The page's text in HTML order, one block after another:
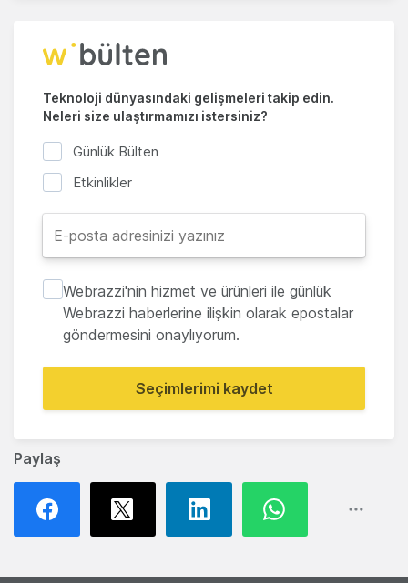
Paylaş
Teknoloji dünyasındaki gelişmeleri takip edin.
Neleri size ulaştırmamızı istersiniz?
Günlük Bülten
Etkinlikler
Webrazzi'nin hizmet ve ürünleri ile günlük
Webrazzi haberlerine ilişkin olarak epostalar
göndermesini onaylıyorum.
Seçimlerimi kaydet